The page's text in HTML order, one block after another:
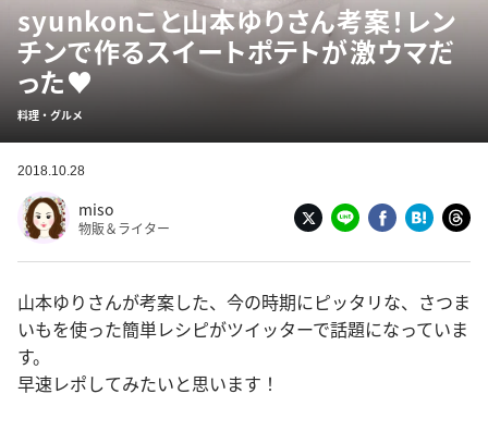
syunkonこと山本ゆりさん考案！レン
チンで作るスイートポテトが激ウマだ
った♥
料理・グルメ
2018.10.28
miso
物販＆ライター
山本ゆりさんが考案した、今の時期にピッタリな、さつま
いもを使った簡単レシピがツイッターで話題になっていま
す。
早速レポしてみたいと思います！